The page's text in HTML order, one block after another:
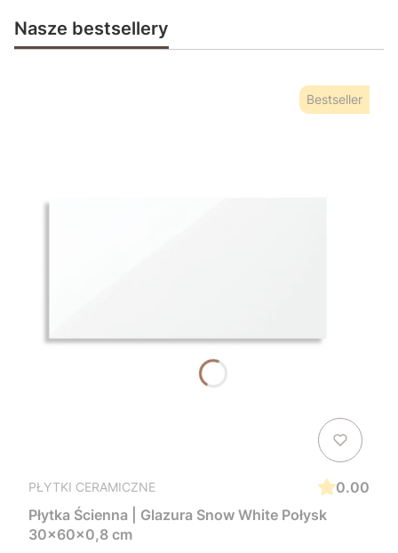
Nasze bestsellery
Bestseller
PŁYTKI CERAMICZNE
0.00
Płytka Ścienna | Glazura Snow White Połysk
30x60x0,8 cm